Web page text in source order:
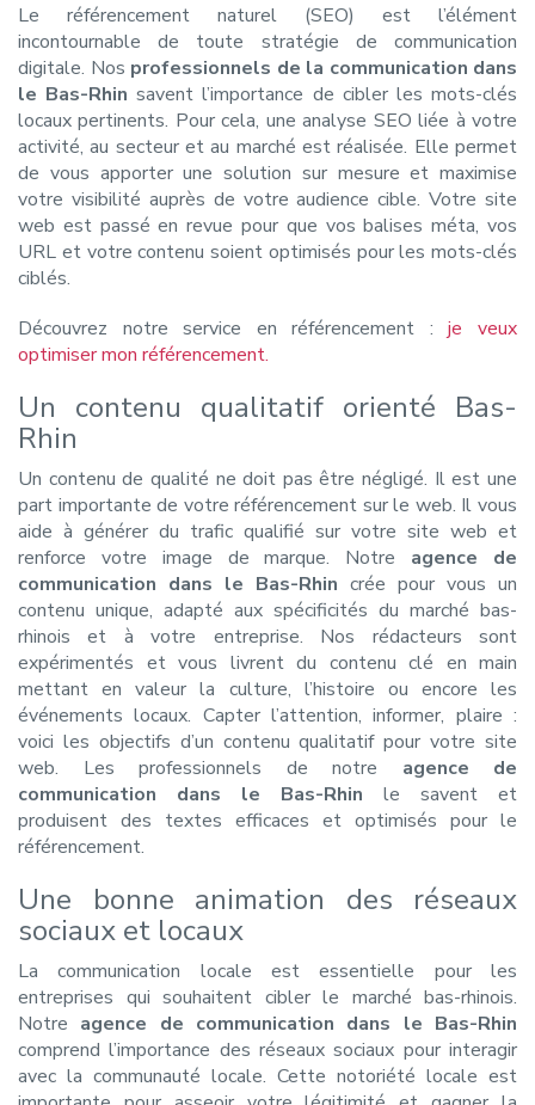
Le référencement naturel (SEO) est l’élément
incontournable de toute stratégie de communication
digitale. Nos professionnels de la communication dans
le Bas-Rhin savent l’importance de cibler les mots-clés
locaux pertinents. Pour cela, une analyse SEO liée à votre
activité, au secteur et au marché est réalisée. Elle permet
de vous apporter une solution sur mesure et maximise
votre visibilité auprès de votre audience cible. Votre site
web est passé en revue pour que vos balises méta, vos
URL et votre contenu soient optimisés pour les mots-clés
ciblés.
Découvrez notre service en référencement : je veux
optimiser mon référencement.
Un contenu qualitatif orienté Bas-
Rhin
Un contenu de qualité ne doit pas être négligé. Il est une
part importante de votre référencement sur le web. Il vous
aide à générer du trafic qualifié sur votre site web et
renforce votre image de marque. Notre agence de
communication dans le Bas-Rhin crée pour vous un
contenu unique, adapté aux spécificités du marché bas-
rhinois et à votre entreprise. Nos rédacteurs sont
expérimentés et vous livrent du contenu clé en main
mettant en valeur la culture, l’histoire ou encore les
événements locaux. Capter l’attention, informer, plaire :
voici les objectifs d’un contenu qualitatif pour votre site
web. Les professionnels de notre agence de
communication dans le Bas-Rhin le savent et
produisent des textes efficaces et optimisés pour le
référencement.
Une bonne animation des réseaux
sociaux et locaux
La communication locale est essentielle pour les
entreprises qui souhaitent cibler le marché bas-rhinois.
Notre agence de communication dans le Bas-Rhin
comprend l’importance des réseaux sociaux pour interagir
avec la communauté locale. Cette notoriété locale est